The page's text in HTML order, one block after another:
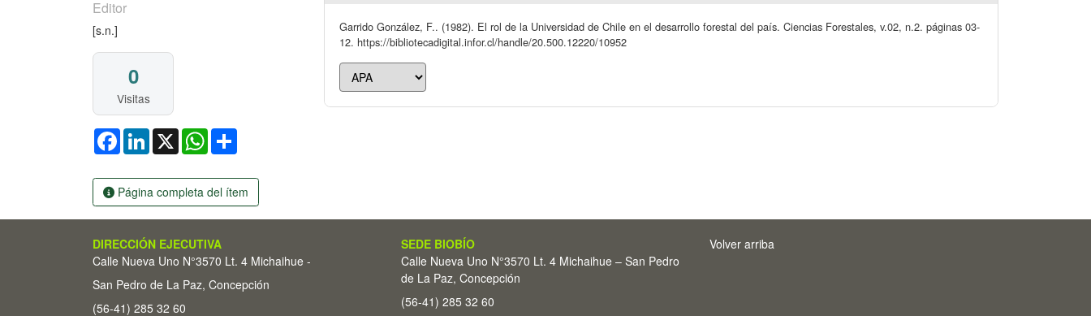
Editor
[s.n.]
0
Visitas
FacebookLinkedIn
X WhatsApp
Página completa del ítem
Garrido González, F.. (1982). El rol de la Universidad de Chile en el desarrollo forestal del país. Ciencias Forestales, v.02, n.2. páginas 03-
12. https://bibliotecadigital.infor.cl/handle/20.500.12220/10952
DIRECCIÓN EJECUTIVA
Calle Nueva Uno N°3570 Lt. 4 Michaihue -
San Pedro de La Paz, Concepción
(56-41) 285 32 60
SEDE BIOBÍO
Calle Nueva Uno N°3570 Lt. 4 Michaihue – San Pedro
de La Paz, Concepción
(56-41) 285 32 60
Volver arriba